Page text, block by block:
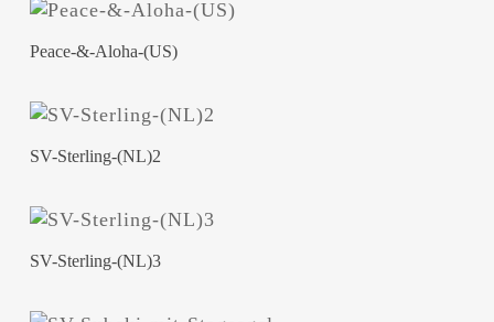
Peace-&-Aloha-(US)
SV-Sterling-(NL)2
SV-Sterling-(NL)3